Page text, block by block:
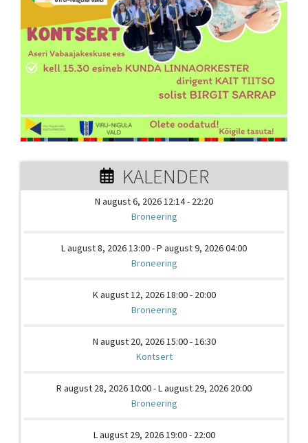
KALENDER
N august 6, 2026 12:14 - 22:20
Broneering
L august 8, 2026 13:00 - P august 9, 2026 04:00
Broneering
K august 12, 2026 18:00 - 20:00
Broneering
N august 20, 2026 15:00 - 16:30
Kontsert
R august 28, 2026 10:00 - L august 29, 2026 20:00
Broneering
L august 29, 2026 19:00 - 22:00